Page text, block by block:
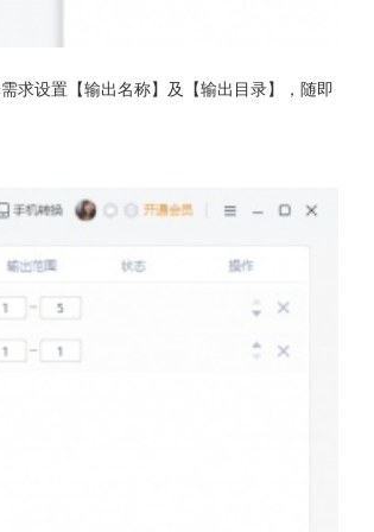
求设置【输出名称】及【输出目录】，随即